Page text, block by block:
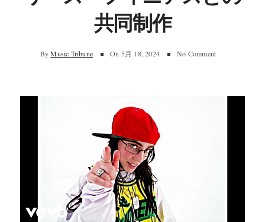
共同制作
By Music Tribune On 5月 18, 2024 No Comment